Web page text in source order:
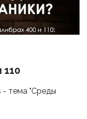
110
- тема "Среды